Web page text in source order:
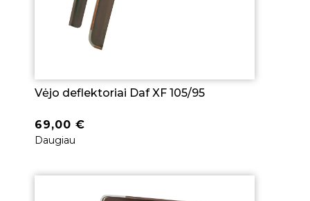
Vėjo deflektoriai Daf XF 105/95
69,00 €
Daugiau